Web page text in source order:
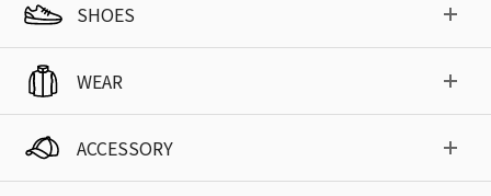
SHOES
WEAR
ACCESSORY